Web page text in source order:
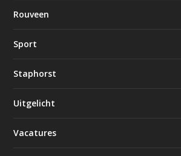
Rouveen
Sport
Staphorst
Uitgelicht
Vacatures